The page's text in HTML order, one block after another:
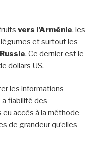
vers l’Arménie, les
légumes et surtout les
. Ce dernier est le
dollars US.
les informations
fiabilité des
eu accès à la méthode
de grandeur qu’elles